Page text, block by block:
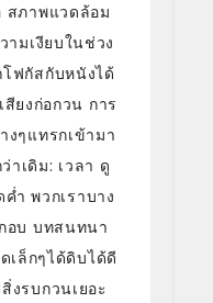
สภาพแวดล้อม
มเงียบในช่วง
โฟกัสกับหนังได้
ยงก่อกวน การ
งๆแทรกเข้ามา
าเดิม: เวลา ดู
ำ พวกเราบาง
อบ บทสนทนา
เล็กๆได้ดิบได้ดี
งรบกวนเยอะ